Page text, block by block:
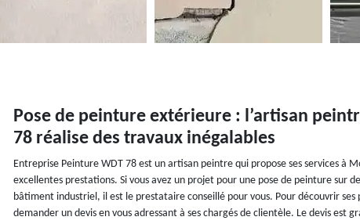
Pose de peinture extérieure : l’artisan
78 réalise des travaux inégalables
Entreprise Peinture WDT 78 est un artisan peintre qui propose ses services à
excellentes prestations. Si vous avez un projet pour une pose de peinture sur
bâtiment industriel, il est le prestataire conseillé pour vous. Pour découvrir
demander un devis en vous adressant à ses chargés de clientèle. Le devis est